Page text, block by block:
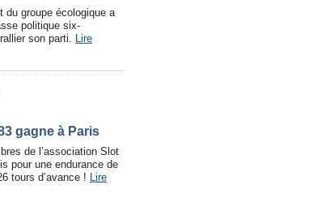
du groupe écologique a
politique six-
son parti. Lire
gagne à Paris
de l’association Slot
pour une endurance de
tours d’avance ! Lire